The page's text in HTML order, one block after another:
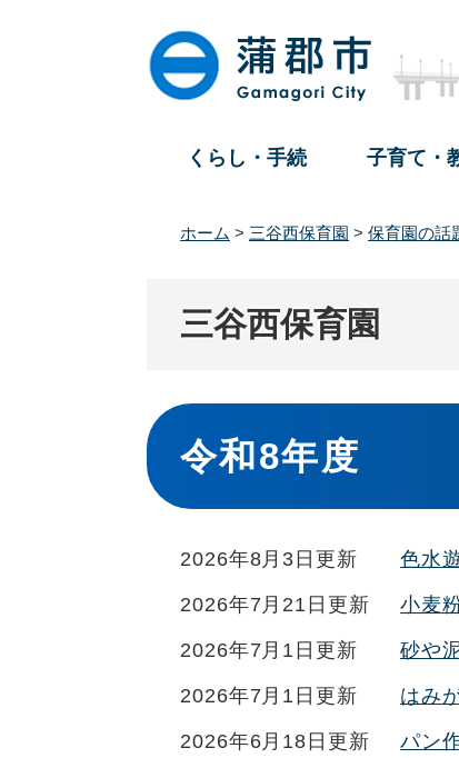
くらし・手続 子育て・
ホーム > 三谷西保育園 > 保育園の話
三谷西保育園
本
文
令和8年度
2026年8月3日更新 色水
2026年7月21日更新 小麦
2026年7月1日更新 砂や
2026年7月1日更新 はみ
2026年6月18日更新 パン